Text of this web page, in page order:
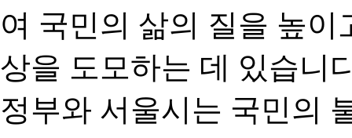
여 국민의 삶의 질을 높
상을 도모하는 데 있습니
정부와 서울시는 국민의